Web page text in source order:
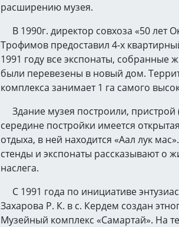
расширению музея.
В 1990г. директор совхоза «50 лет
Трофимов предоставил 4-х
1991 году все экспонаты, собранные
были перевезены в новый дом.
комплекса занимает 1 га самого
Здание музея построили, пристрой
середине постройки имеется
отдыха, в ней находится «Аал лук
стенды и экспонаты рассказывают о
наслега.
С 1991 года по инициативе
Захарова Р. К. в с. Кердем создан
Музейный комплекс «Самартай». На